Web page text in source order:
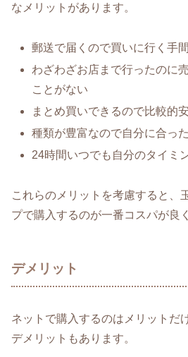
なメリットがあります。
郵送で届くので買いに行く手
わざわざお店まで行ったのに
ことがない
まとめ買いできるので比較的
種類が豊富なので自分に合っ
24時間いつでも自分のタイミ
これらのメリットを考慮すると、
プで購入するのが一番コスパが良
デメリット
ネットで購入するのはメリットだ
デメリットもあります。